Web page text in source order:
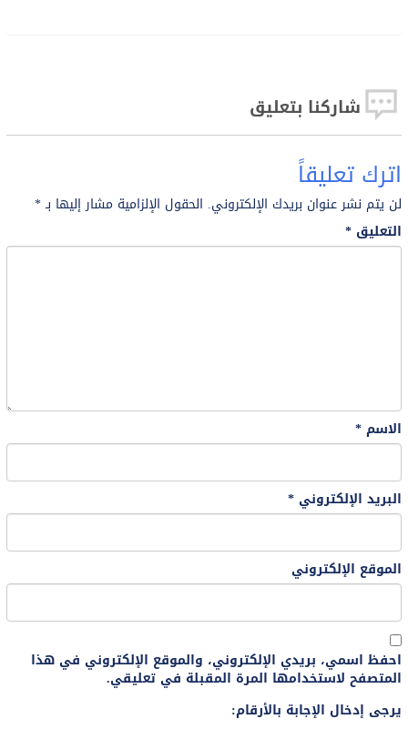
شاركنا بتعليق
اترك تعليقاً
لن يتم نشر عنوان بريدك الإلكتروني. الحقول الإلزامية مشار إليها بـ*
التعليق *
الاسم *
البريد الإلكتروني *
الموقع الإلكتروني
احفظ اسمي، بريدي الإلكتروني، والموقع الإلكتروني في هذا
المتصفح لاستخدامها المرة المقبلة في تعليقي.
يرجى إدخال الإجابة بالأرقام: